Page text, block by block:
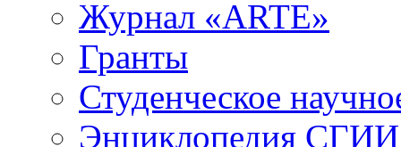
Журнал «ARTE»
Гранты
Студенческое
Энциклопедия СГИИ